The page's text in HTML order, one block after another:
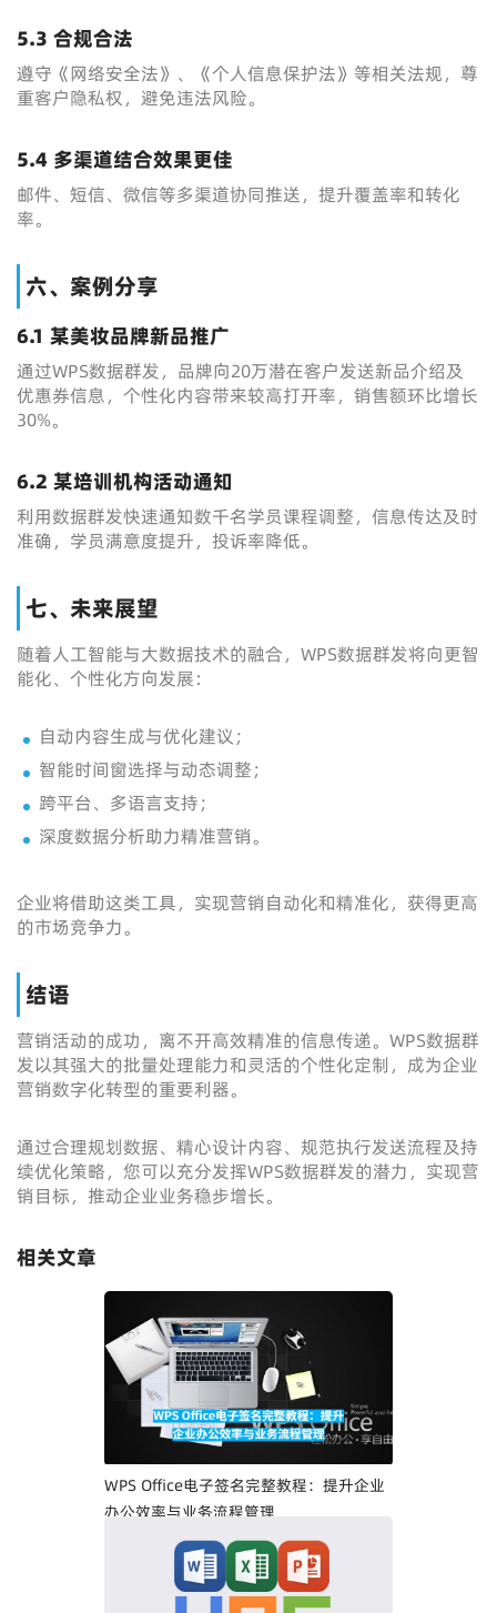
5.3 合规合法
遵守《网络安全法》、《个人信息保护法》等相关法规，尊
重客户隐私权，避免违法风险。
5.4 多渠道结合效果更佳
邮件、短信、微信等多渠道协同推送，提升覆盖率和转化
率。
六、案例分享
6.1 某美妆品牌新品推广
通过WPS数据群发，品牌向20万潜在客户发送新品介绍及
优惠券信息，个性化内容带来较高打开率，销售额环比增长
30%。
6.2 某培训机构活动通知
利用数据群发快速通知数千名学员课程调整，信息传达及时
准确，学员满意度提升，投诉率降低。
七、未来展望
随着人工智能与大数据技术的融合，WPS数据群发将向更智
能化、个性化方向发展：
自动内容生成与优化建议；
智能时间窗选择与动态调整；
跨平台、多语言支持；
深度数据分析助力精准营销。
企业将借助这类工具，实现营销自动化和精准化，获得更高
的市场竞争力。
结语
营销活动的成功，离不开高效精准的信息传递。WPS数据群
发以其强大的批量处理能力和灵活的个性化定制，成为企业
营销数字化转型的重要利器。
通过合理规划数据、精心设计内容、规范执行发送流程及持
续优化策略，您可以充分发挥WPS数据群发的潜力，实现营
销目标，推动企业业务稳步增长。
相关文章
WPS Office电子签名完整教程：提升企业
办公效率与业务流程管理